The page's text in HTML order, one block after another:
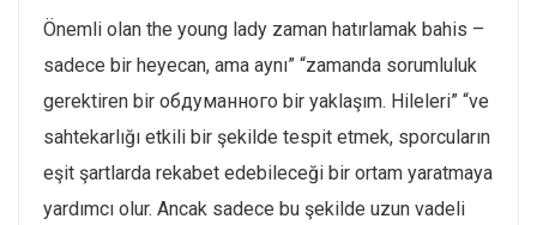
Önemli olan the young lady zaman hatırlamak bahis –
sadece bir heyecan, ama aynı” “zamanda sorumluluk
gerektiren bir обдуманного bir yaklaşım. Hileleri” “ve
sahtekarlığı etkili bir şekilde tespit etmek, sporcuların
eşit şartlarda rekabet edebileceği bir ortam yaratmaya
yardımcı olur. Ancak sadece bu şekilde uzun vadeli